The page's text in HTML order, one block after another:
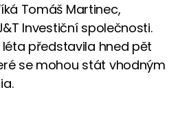
Tomáš Martinec,
Investiční společnosti.
představila hned pět
se mohou stát vhodným